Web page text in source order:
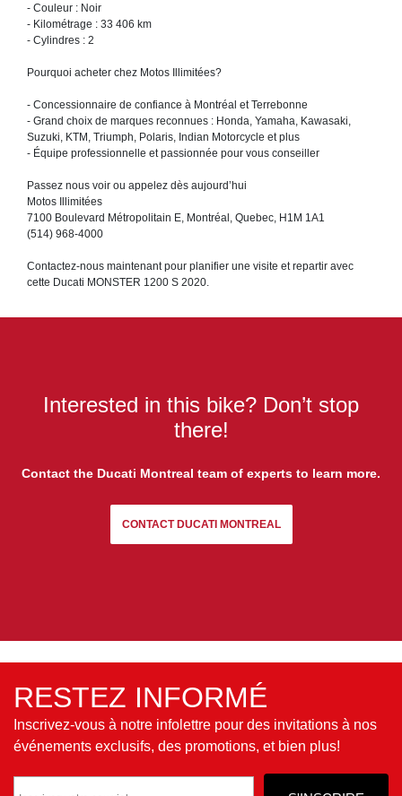
- Couleur : Noir
- Kilométrage : 33 406 km
- Cylindres : 2
Pourquoi acheter chez Motos Illimitées?
- Concessionnaire de confiance à Montréal et Terrebonne
- Grand choix de marques reconnues : Honda, Yamaha, Kawasaki,
Suzuki, KTM, Triumph, Polaris, Indian Motorcycle et plus
- Équipe professionnelle et passionnée pour vous conseiller
Passez nous voir ou appelez dès aujourd’hui
Motos Illimitées
7100 Boulevard Métropolitain E, Montréal, Quebec, H1M 1A1
(514) 968-4000
Contactez-nous maintenant pour planifier une visite et repartir avec
cette Ducati MONSTER 1200 S 2020.
Interested in this bike? Don’t stop
there!
Contact the Ducati Montreal team of experts to learn more.
CONTACT DUCATI MONTREAL
RESTEZ INFORMÉ
Inscrivez-vous à notre infolettre pour des invitations à nos
événements exclusifs, des promotions, et bien plus!